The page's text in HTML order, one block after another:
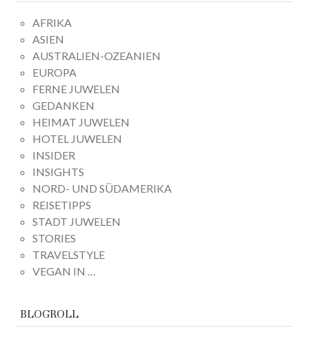
AFRIKA
ASIEN
AUSTRALIEN-OZEANIEN
EUROPA
FERNE JUWELEN
GEDANKEN
HEIMAT JUWELEN
HOTEL JUWELEN
INSIDER
INSIGHTS
NORD- UND SÜDAMERIKA
REISETIPPS
STADT JUWELEN
STORIES
TRAVELSTYLE
VEGAN IN …
BLOGROLL